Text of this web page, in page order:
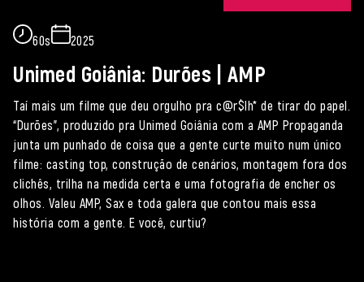
60s 2025
Unimed Goiânia: Durões | AMP
Taí mais um filme que deu orgulho pra c@r$lh* de tirar do papel.
“Durões”, produzido pra Unimed Goiânia com a AMP Propaganda
junta um punhado de coisa que a gente curte muito num único
filme: casting top, construção de cenários, montagem fora dos
clichês, trilha na medida certa e uma fotografia de encher os
olhos. Valeu AMP, Sax e toda galera que contou mais essa
história com a gente. E você, curtiu?